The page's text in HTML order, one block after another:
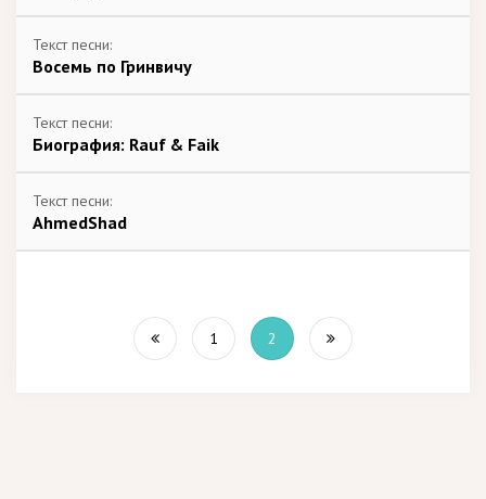
Текст песни:
Восемь по Гринвичу
Текст песни:
Биография: Rauf & Faik
Текст песни:
AhmedShad
1 2